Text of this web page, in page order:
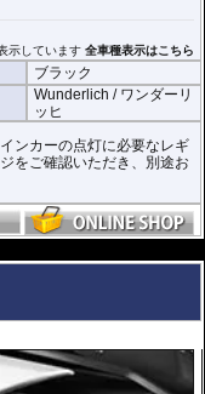
示しています全車種表示はこちら
ブラック
Wunderlich / ワンダーリ
ッヒ
ンカーの点灯に必要なレギ
をご確認いただき、別途お